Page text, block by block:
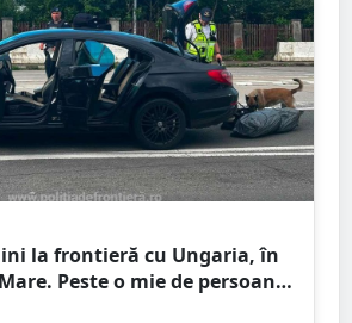
la frontieră cu Ungaria, în
Peste o mie de persoane